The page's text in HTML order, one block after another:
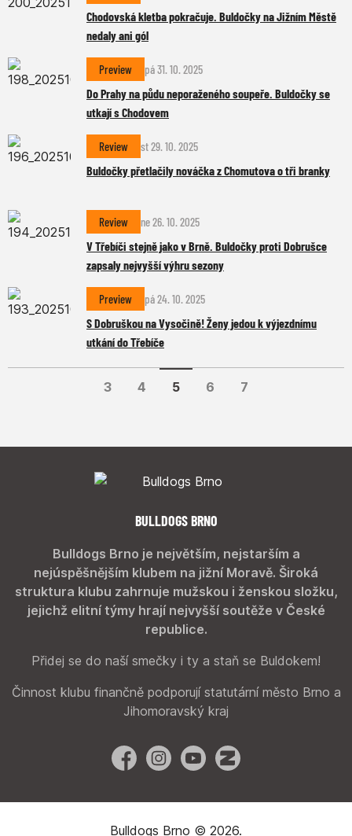
Chodovská kletba pokračuje. Buldočky na Jižním Městě
nedaly ani gól
Preview pá 31. 10. 2025
Do Prahy na půdu neporaženého soupeře. Buldočky se
utkají s Chodovem
Review st 29. 10. 2025
Buldočky přetlačily nováčka z Chomutova o tři branky
Review ne 26. 10. 2025
V Třebíči stejně jako v Brně. Buldočky proti Dobrušce
zapsaly nejvyšší výhru sezony
Preview pá 24. 10. 2025
S Dobruškou na Vysočině! Ženy jedou k výjezdnímu
utkání do Třebíče
3 4 5 6 7
BULLDOGS BRNO
Bulldogs Brno je největším, nejstarším a
nejúspěšnějším klubem na jižní Moravě. Široká
struktura klubu zahrnuje mužskou i ženskou složku,
jejichž elitní týmy hrají nejvyšší soutěže v České
republice.
Přidej se do naší smečky i ty a staň se Buldokem!
Činnost klubu finančně podporují statutární město Brno a
Jihomoravský kraj
FacebookInstagramYouTubeZonerama
Bulldogs Brno © 2026.